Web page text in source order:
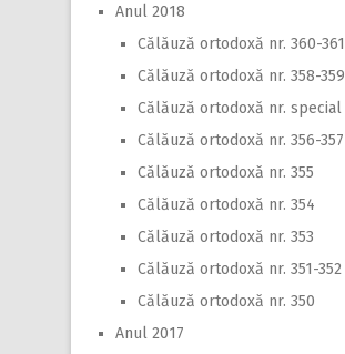
Anul 2018
Călăuză ortodoxă nr. 360-361
Călăuză ortodoxă nr. 358-359
Călăuză ortodoxă nr. special
Călăuză ortodoxă nr. 356-357
Călăuză ortodoxă nr. 355
Călăuză ortodoxă nr. 354
Călăuză ortodoxă nr. 353
Călăuză ortodoxă nr. 351-352
Călăuză ortodoxă nr. 350
Anul 2017